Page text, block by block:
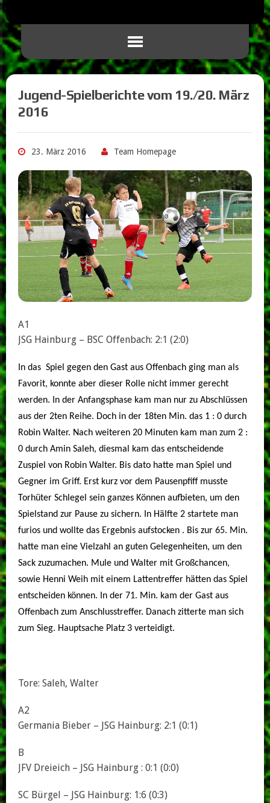
Jugend-Spielberichte vom 19./20. März
2016
23. März 2016 Team Homepage
A1
JSG Hainburg – BSC Offenbach: 2:1 (2:0)
In das Spiel gegen den Gast aus Offenbach ging man als
Favorit, konnte aber dieser Rolle nicht immer gerecht
werden.
In der Anfangsphase kam man nur zu Abschlüssen
aus der 2ten Reihe. Doch in der 18ten Min. das 1 : 0 durch
Robin Walter. Nach weiteren 20 Minuten kam man zum 2 :
0 durch Amin Saleh, diesmal kam das entscheidende
Zuspiel von Robin Walter. Bis dato hatte man Spiel und
Gegner im Griff. Erst kurz vor dem Pausenpfiff musste
Torhüter Schlegel sein ganzes Können aufbieten, um den
Spielstand zur Pause zu sichern.
In Hälfte 2 startete man
furios und wollte das Ergebnis aufstocken . Bis zur 65. Min.
hatte man eine Vielzahl an guten Gelegenheiten, um den
Sack zuzumachen. Mule und Walter mit Großchancen,
sowie Henni Weih mit einem Lattentreffer hätten das Spiel
entscheiden können. In der 71. Min. kam der Gast aus
Offenbach zum Anschlusstreffer. Danach zitterte man sich
zum Sieg. Hauptsache Platz 3 verteidigt.
Tore: Saleh, Walter
A2
Germania Bieber – JSG Hainburg: 2:1 (0:1)
B
JFV Dreieich – JSG Hainburg : 0:1 (0:0)
SC Bürgel – JSG Hainburg: 1:6 (0:3)